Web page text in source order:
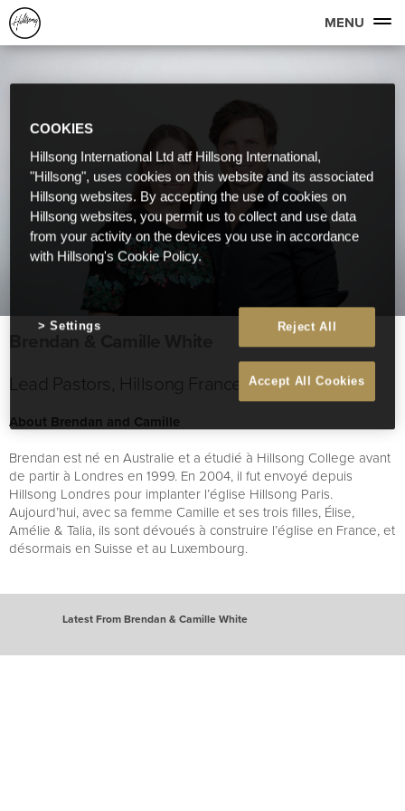
MENU
Brendan & Camille White
Lead Pastors, Hillsong France
About Brendan and Camille
Brendan est né en Australie et a étudié à Hillsong College avant
de partir à Londres en 1999. En 2004, il fut envoyé depuis
Hillsong Londres pour implanter l’église Hillsong Paris.
Aujourd’hui, avec sa femme Camille et ses trois filles, Élise,
Amélie & Talia, ils sont dévoués à construire l’église en France, et
désormais en Suisse et au Luxembourg.
Latest From Brendan & Camille White
COOKIES
Hillsong International Ltd atf Hillsong International,
"Hillsong", uses cookies on this website and its associated
Hillsong websites. By accepting the use of cookies on
Hillsong websites, you permit us to collect and use data
from your activity on the devices you use in accordance
with Hillsong's Cookie Policy.
Reject All
Accept All Cookies
Settings